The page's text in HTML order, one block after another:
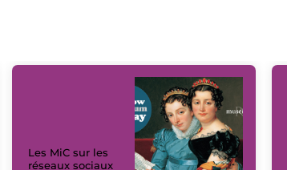
Les MiC sur les
réseaux sociaux